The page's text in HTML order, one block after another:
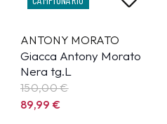
ANTONY MORATO
Giacca Antony Morato
Nera tg.L
150,00 €
89,99€